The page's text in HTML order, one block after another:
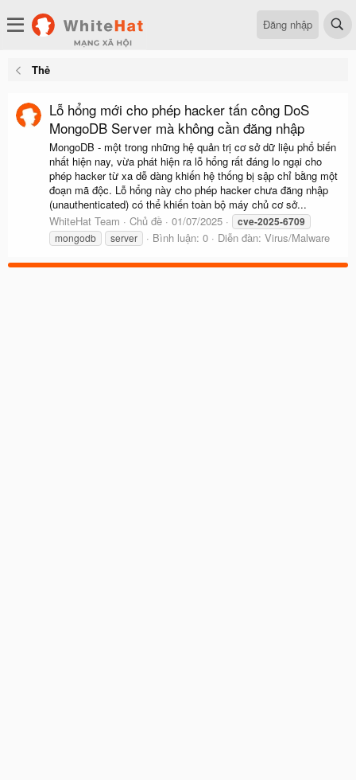
Đăng nhập
Thẻ
Lỗ hổng mới cho phép hacker tấn công DoS
MongoDB Server mà không cần đăng nhập
MongoDB - một trong những hệ quản trị cơ sở dữ liệu phổ biến
nhất hiện nay, vừa phát hiện ra lỗ hổng rất đáng lo ngại cho
phép hacker từ xa dễ dàng khiến hệ thống bị sập chỉ bằng một
đoạn mã độc. Lỗ hổng này cho phép hacker chưa đăng nhập
(unauthenticated) có thể khiến toàn bộ máy chủ cơ sở...
WhiteHat Team
Chủ đề 01/07/2025 cve-2025-6709
mongodb server Bình luận: 0 Diễn đàn: Virus/Malware